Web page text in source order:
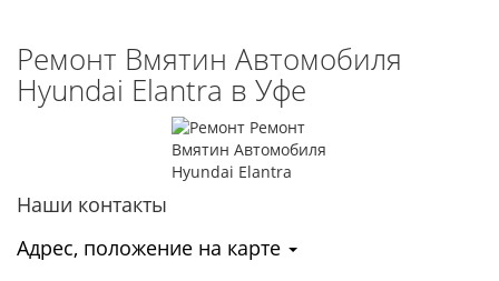
Ремонт Вмятин Автомобиля
Hyundai Elantra в Уфе
Наши контакты
Адрес, положение на карте